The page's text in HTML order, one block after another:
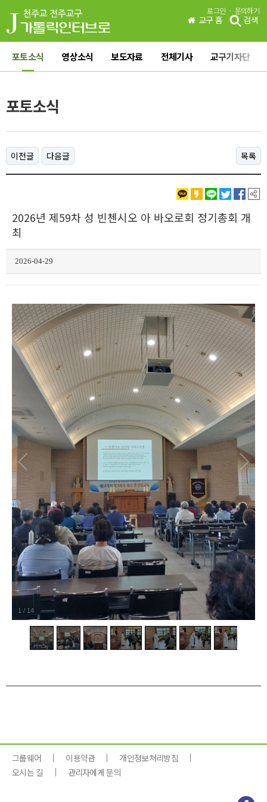
로그인 · 문의하기
교구 홈 검색
포토소식 영상소식 보도자료 전체기사 교구기자단
포토소식
이전글 다음글 목록
2026년 제59차 성 빈첸시오 아 바오로회 정기총회 개
최
2026-04-29
1 / 14
그룹웨어 이용약관
개인정보처리방침
오시는 길
관리자에게 문의